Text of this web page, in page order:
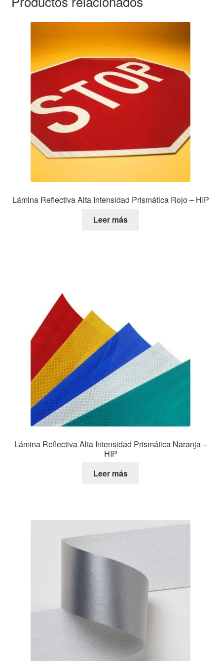
Lámina Reflectiva Alta Intensidad Prismática Rojo – HIP
Leer más
Lámina Reflectiva Alta Intensidad Prismática Naranja –
HIP
Leer más